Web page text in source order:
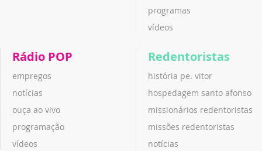
programas
vídeos
Rádio POP
empregos
notícias
ouça ao vivo
programação
vídeos
Redentoristas
história pe. vitor
hospedagem santo afonso
missionários redentoristas
missões redentoristas
notícias